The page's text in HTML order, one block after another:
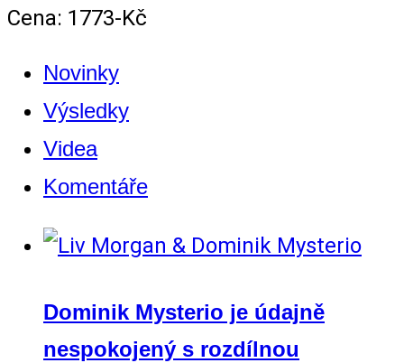
Cena: 1773-Kč
Novinky
Výsledky
Videa
Komentáře
Dominik Mysterio je údajně
nespokojený s rozdílnou